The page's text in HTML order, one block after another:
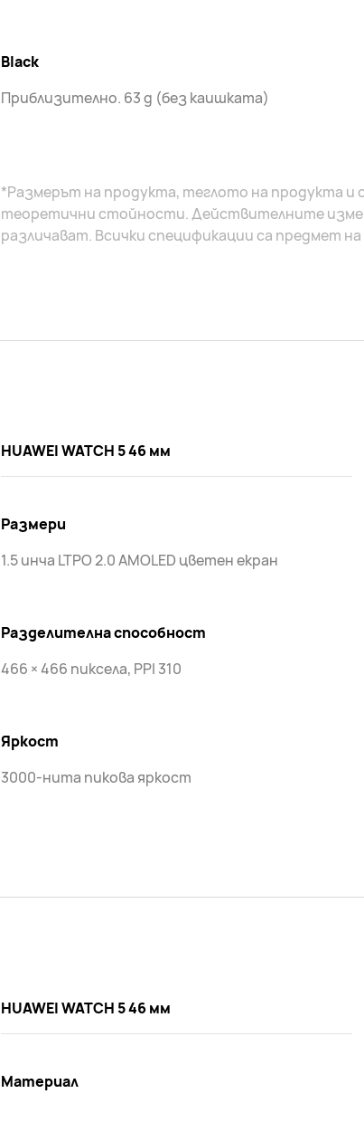
Black
Приблизително. 63 g (без каишката)
*Размерът на продукта, теглото на продукта и
теоретични стойности. Действителните
различават. Всички спецификации са предмет
HUAWEI WATCH 5 46 мм
Размери
1.5 инча LTPO 2.0 AMOLED цветен екран
Разделителна способност
466 × 466 пиксела, PPI 310
Яркост
3000-нита пикова яркост
HUAWEI WATCH 5 46 мм
Материал